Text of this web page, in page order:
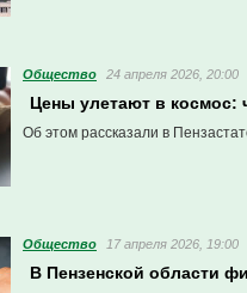
Общество 24 апреля 2026, 20:00
Цены улетают в космос:
Об этом рассказали в
Общество 17 апреля 2026, 19:00
В Пензенской области